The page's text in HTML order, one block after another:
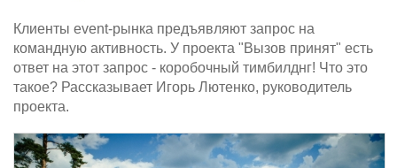
Клиенты event-рынка предъявляют запрос на
командную активность. У проекта "Вызов принят" есть
ответ на этот запрос - коробочный тимбилднг! Что это
такое? Рассказывает Игорь Лютенко, руководитель
проекта.